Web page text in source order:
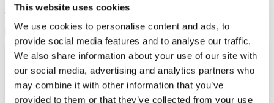
This website uses cookies
We use cookies to personalise content and ads, to
provide social media features and to analyse our traffic.
We also share information about your use of our site with
our social media, advertising and analytics partners who
may combine it with other information that you’ve
provided to them or that they’ve collected from your use
américain ! 👉Retrouvez tous les épisodes du
podcast Happy English Podcastici
🎧 Nous recommandons :
Niveau débutant :3 Ways to Use ING